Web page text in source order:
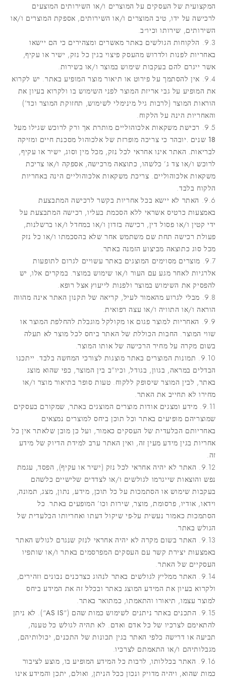
המקצועית של העסקים על המוצרים ו/או השירותים המוצעים
לרכישה על ידו, טיב המוצרים ו/או השירותים, אספקת המוצרים ו/או
השירותים, שירותו וכיו״ב.
9.3. הלקוחות הגולשים באתר מאשרים ומצהירים כי הם יישאו
באחריות לפנות ולדרוש מהעסק פיצוי בגין כל נזק, ישיר או עקיף,
אשר ייגרם להם בעקבות שימוש במוצר ו/או בשירות.
9.4. אין להסתמך על פירוט או תיאור מוצר המופיע באתר. יש לקרוא
את המופיע על גבי אריזת המוצר לפני השימוש בו ולקרוא בעיון את
הוראות המוצר (לרבות גיל מינימלי לשימוש, תחזוקת המוצר וכד’)
והאחריות הינה על הלקוח.
9.5. רכישת משקאות אלכוהוליים מותרת אך ורק לרוכש שגילו מעל
18 שנים .יובהר כי צריכה מופרזת של אלכוהול מסכנת חיים ומזיקה
לבריאות. האתר אינו אחראי לכל נזק, מכל מין וסוג, ישיר או עקיף,
לרוכש ו/או צד ג’ כלשהו, כתוצאה מרכישה, אספקה ו/או צריכת
משקאות אלכוהוליים. צריכת משקאות אלכוהוליים הינה באחריות
הלקוח בלבד.
9.6. האתר לא יישא בכל אחריות בקשר לרכישה המתבצעת
באמצעות כרטיס אשראי ללא הסכמת בעליו, רכישה המתבצעת על
ידי קטין ו/או פסול דין, רכישה בזדון ו/או במחדל ו/או ברשלנות,
פעולת רכישה תחת שם משתמש אחר שלא בהסכמתו ו/או כל נזק
מכל סוג כתוצאה מביצוע הזמנה באתר.
9.7. מוצרים מסוימים המוצגים באתר עשויים לגרום לתופעות
אלרגיות לאחר מגע עם העור ו/או שימוש במוצר. במקרים אלו, יש
להפסיק את השימוש במוצר ולפנות לייעוץ אצל רופא.
9.8. מבלי לגרוע מהאמור לעיל, קריאה של תקנון האתר אינה מהווה
הוראה ו/או התוויה ו/או עצה רפואית.
9.9. האחריות למוצר פגום או מקולקל מוגבלת להחלפת המוצר או
שווי המוצר. החבות הכוללת של האתר ביחס לכל מוצר לא תעלה
בשום מקרה על מחיר הרכישה של אותו המוצר.
9.10. תמונות המוצרים באתר מוצגות לצורכי המחשה בלבד. ייתכנו
הבדלים במראה, בגוון, בגודל, וכיו”ב בין המוצר, כפי שהוא מוצג
באתר, לבין המוצר שיסופק ללקוח. טעות סופר בתיאור מוצר ו/או
מחירו לא תחייב את האתר.
9.11. מידע ומצגים אודות מוצרים המוצגים באתר, שמקורם בעסקים
שמוצריהם מופיעים באתר וכל תוכן ביחס למוצרים נמצאים
באחריותם הבלעדית של העסקים כאמור, ועל כן מובן שלאתר אין כל
אחריות בגין מידע מעין זה, ואין האתר ערב למידת הדיוק של מידע
זה.
9.12. האתר לא יהיה אחראי לכל נזק (ישיר או עקיף), הפסד, עגמת
נפש והוצאות שייגרמו לגולשים ו/או לצדדים שלישיים כלשהם
בעקבות שימוש או הסתמכות על כל תוכן, מידע, נתון, מצג, תמונה,
וידאו, אודיו, פרסומת, מוצר, שירות וכו’ המופעים באתר. כל
הסתמכות כאמור נעשית על-פי שיקול דעתו ואחריותו הבלעדית של
הגולש באתר.
9.13. האתר בשום מקרה לא יהיה אחראי לנזק שנגרם לגולש האתר
באמצעות יצירת קשר עם העסקים המפרסמים באתר ו/או שותפיו
העסקיים של האתר.
9.14. האתר ממליץ לגולשים באתר לנהוג כצרכנים נבונים וזהירים,
ולקרוא בעיון את המידע המוצג באתר ובכלל זה את המידע ביחס
למוצר עצמו, תיאורו והתאמתו, כמתואר באתר.
9.15. התכנים באתר ניתנים לשימוש כמות שהם (“
AS IS“). לא ניתן
להתאימם לצרכיו של כל אדם ואדם. לא תהיה לגולש כל טענה,
תביעה או דרישה כלפי האתר בגין תכונות של התכנים, יכולותיהם,
מגבלותיהם ו/או התאמתם לצרכיו.
9.16. האתר בכללותו, לרבות כל המידע המופיע בו, מוצע לציבור
כמות שהוא, ויהיה מדויק ונכון ככל הניתן, ואולם, יתכן והמידע אינו